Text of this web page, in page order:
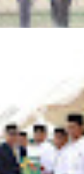
Tradisi
Remaja